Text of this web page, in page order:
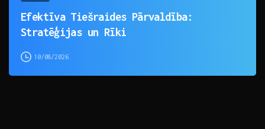
Efektīva Tiešraides Pārvaldība:
Stratēģijas un Rīki
10/08/2026